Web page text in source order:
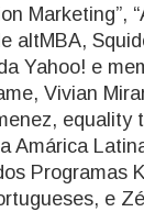
Marketing”,
altMBA,
Yahoo! e
Vivian
equality
Amárica
Programas
e